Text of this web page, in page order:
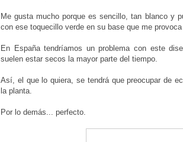
Me gusta mucho porque es sencillo, tan blanco y
con ese toquecillo verde en su base que me
En España tendríamos un problema con este
suelen estar secos la mayor parte del tiempo.
Así, el que lo quiera, se tendrá que preocupar de
la planta.
Por lo demás... perfecto.